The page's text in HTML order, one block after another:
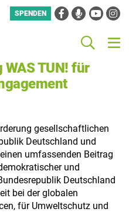
SPENDEN FacebookPodcastYouTube
TUN! für
gesellschaftlichen
Deutschland und
umfassenden Beitrag
und
Deutschland
bei der globalen
für Umweltschutz und
WIR IN
EINE
IDEEN
DAS
WAS